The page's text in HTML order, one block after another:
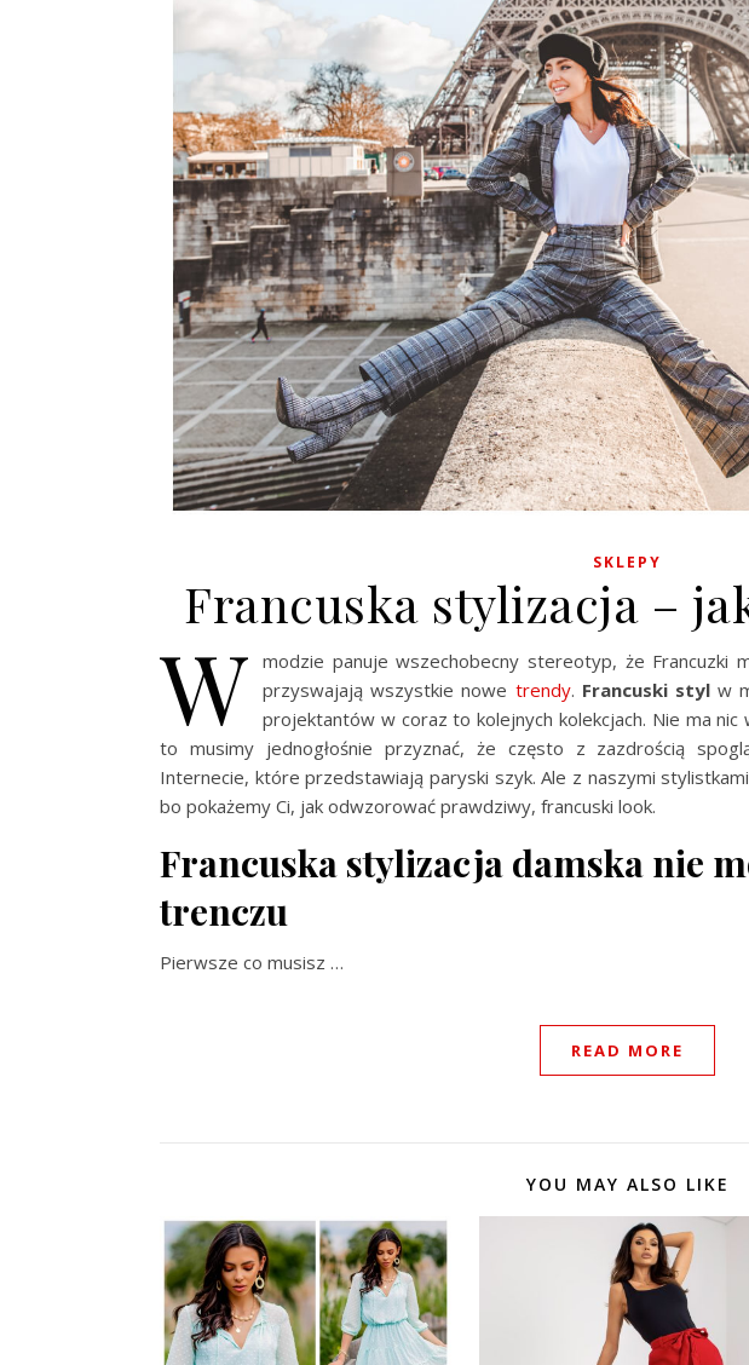
SKLEPY
Francuska stylizacja –
W modzie panuje wszechobecny stereotyp, że
przyswajają wszystkie nowe trendy. Francuski stylw
projektantów w coraz to kolejnych kolekcjach. Nie ma
to musimy jednogłośnie przyznać, że często z zazdrością
Internecie, które przedstawiają paryski szyk. Ale z naszymi
bo pokażemy Ci, jak odwzorować prawdziwy, francuski look.
Francuska stylizacja damska nie
trenczu
Pierwsze co musisz …
READ MORE
YOU MAY ALSO LIKE